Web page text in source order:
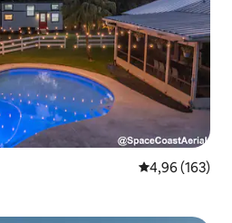
4,96 de uma
4,96 (163)